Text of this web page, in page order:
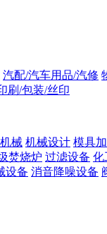
汽配/汽车用品/汽修
刷/包装/丝印
械 机械设计 模具
焚烧炉 过滤设备 化
设备 消音降噪设备